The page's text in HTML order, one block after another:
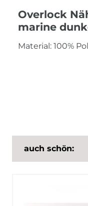
Overlock
marine
Material: 100%
auch schön: